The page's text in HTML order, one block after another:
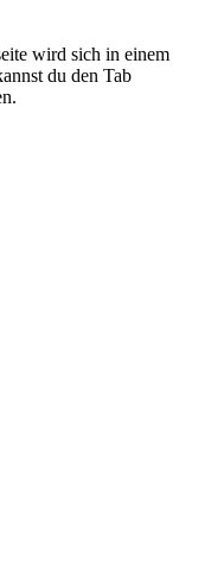
wird sich in einem
du den Tab